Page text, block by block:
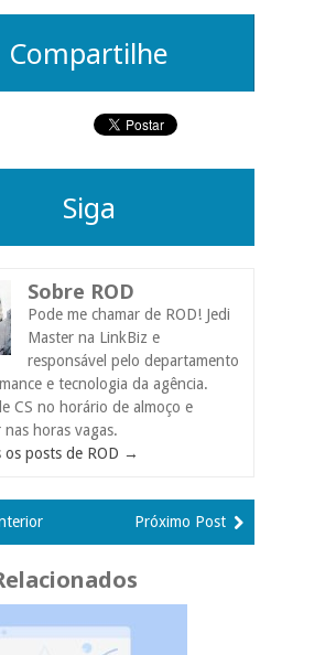
Compartilhe
Siga
Sobre ROD
Pode me chamar de ROD! Jedi
Master na LinkBiz e
responsável pelo departamento
e tecnologia da agência.
CS no horário de almoço e
nas horas vagas.
os posts de ROD →
Próximo Post